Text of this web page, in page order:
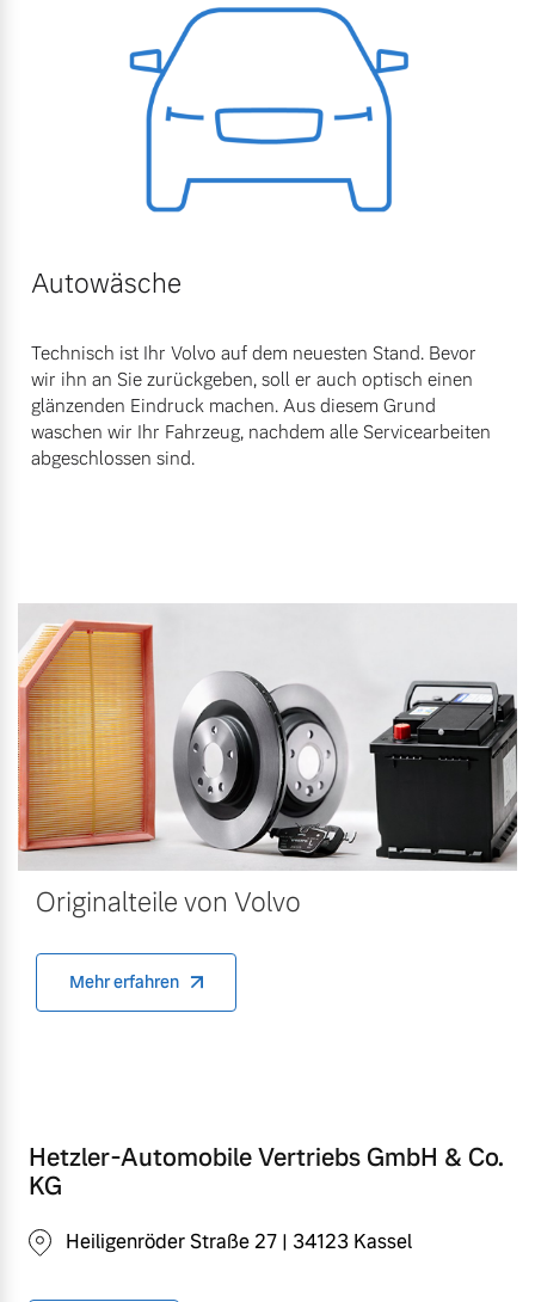
Autowäsche
Technisch ist Ihr Volvo auf dem neuesten Stand. Bevor
wir ihn an Sie zurückgeben, soll er auch optisch einen
glänzenden Eindruck machen. Aus diesem Grund
waschen wir Ihr Fahrzeug, nachdem alle Servicearbeiten
abgeschlossen sind.
Originalteile von Volvo
Mehr erfahren
Hetzler-Automobile Vertriebs GmbH & Co.
KG
Heiligenröder Straße 27 | 34123 Kassel